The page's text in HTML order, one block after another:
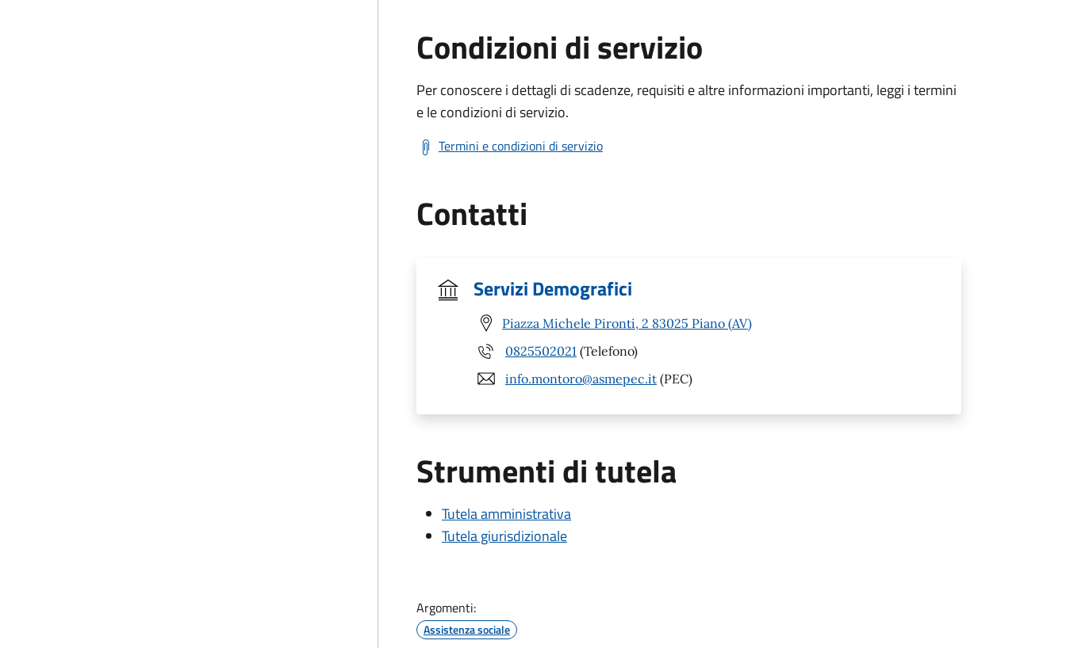
Condizioni di servizio
Per conoscere i dettagli di scadenze, requisiti e altre informazioni importanti, leggi i termini
e le condizioni di servizio.
Termini e condizioni di servizio
Contatti
Servizi Demografici
Piazza Michele Pironti, 2 83025 Piano (AV)
0825502021 (Telefono)
info.montoro@asmepec.it (PEC)
Strumenti di tutela
Tutela amministrativa
Tutela giurisdizionale
Argomenti:
Assistenza sociale